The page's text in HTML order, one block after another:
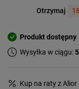
Otrzymaj
Produkt dostępny
Wysyłka w ciągu:
Kup na raty z Alior